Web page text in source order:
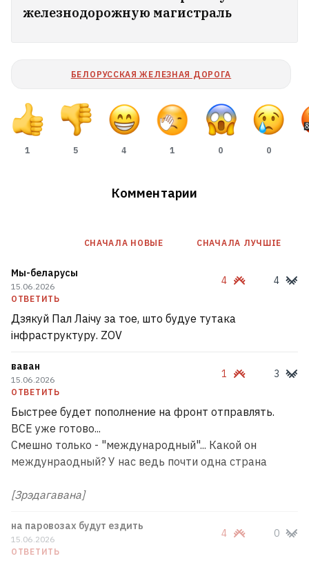
железнодорожную магистраль
БЕЛОРУССКАЯ ЖЕЛЕЗНАЯ ДОРОГА
1 5 4 1 0 0
Комментарии
СНАЧАЛА НОВЫE СНАЧАЛА ЛУЧШІЕ
Мы-беларусы
15.06.2026
ОТВЕТИТЬ
4 4
Дзякуй Пал Лаічу за тое, што будуе тутака
інфраструктуру. ZOV
ваван
15.06.2026
ОТВЕТИТЬ
1 3
Быстрее будет пополнение на фронт отправлять.
ВСЕ уже готово...
Смешно только - "международный"... Какой он
междунраодный? У нас ведь почти одна страна
[Зрэдагавана]
на паровозах будут ездить
15.06.2026
ОТВЕТИТЬ
4 0
Девятилетнюю девочку в Минске
Статкевич — американскому дипломату
на границе: Вам нужен только хороший
пиар, а я ради этого должен отказаться
от родины?
21
В Варшаве ограбили и попытались
похитить белоруса, когда он клал деньги
на счет
В Мозыре просто пекло. Там уже +35°C